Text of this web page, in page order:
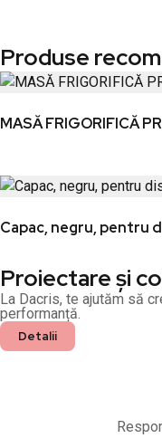
Produse
MASĂ FRIGORIFICĂ
Capac, negru, pentru
Proiectare și
La Dacris, te ajutăm să
performanță.
Detalii